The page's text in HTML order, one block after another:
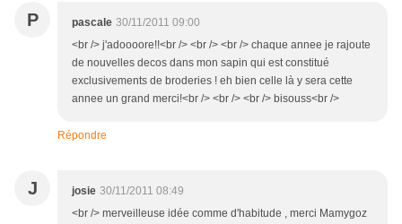
P pascale 30/11/2011 09:00
<br /> j'adoooore!!<br /> <br /> <br /> chaque annee je rajoute
de nouvelles decos dans mon sapin qui est constitué
exclusivements de broderies ! eh bien celle là y sera cette
annee un grand merci!<br /> <br /> <br /> bisouss<br />
Répondre
J josie 30/11/2011 08:49
<br /> merveilleuse idée comme d'habitude , merci Mamygoz